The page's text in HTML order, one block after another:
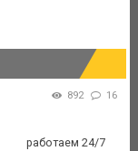
892 16
работаем 24/7